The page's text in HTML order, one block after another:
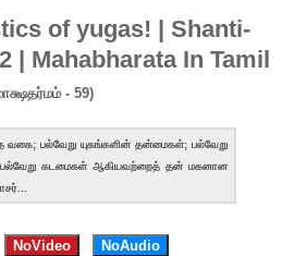
of yugas! | Shanti-
| Mahabharata In Tamil
- 59)
வகை; பல்வேறு யுகங்களின் தன்மைகள்; பல்வேறு
பல்வேறு கடமைகள் ஆகியவற்றைத் தன் மகனான
NoVideo NoAudio